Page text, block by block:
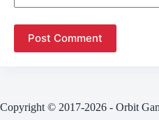
Post Comment
Copyright © 2017-2026 - Orbit